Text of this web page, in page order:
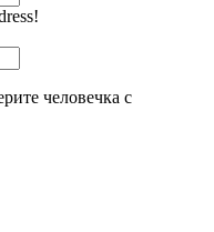
человечка с